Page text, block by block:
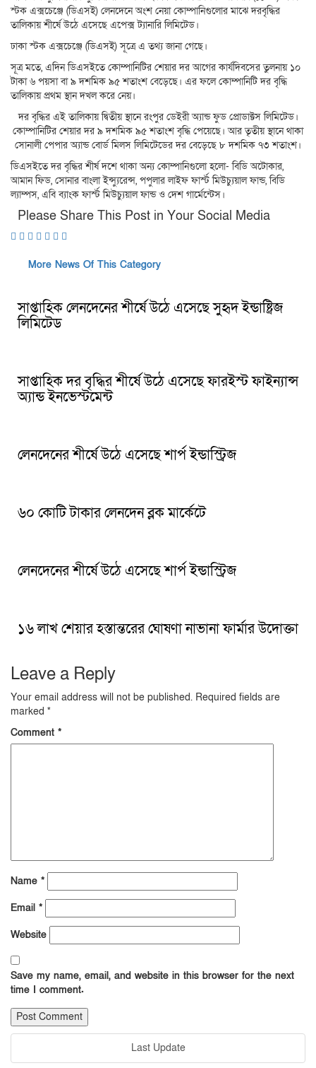
স্টক এক্সচেঞ্জে (ডিএসই) লেনদেনে অংশ নেয়া কোম্পানিগুলোর মাঝে দরবৃদ্ধির
তালিকায় শীর্ষে উঠে এসেছে এপেক্স ট্যানারি লিমিটেড।
ঢাকা স্টক এক্সচেঞ্জে (ডিএসই) সূত্রে এ তথ্য জানা গেছে।
সূত্র মতে, এদিন ডিএসইতে কোম্পানিটির শেয়ার দর আগের কার্যদিবসের তুলনায় ১০
টাকা ৬ পয়সা বা ৯ দশমিক ৯৫ শতাংশ বেড়েছে। এর ফলে কোম্পানিটি দর বৃদ্ধি
তালিকায় প্রথম স্থান দখল করে নেয়।
দর বৃদ্ধির এই তালিকায় দ্বিতীয় স্থানে রংপুর ডেইরী অ্যান্ড ফুড প্রোডাক্টস লিমিটেড।
কোম্পানিটির শেয়ার দর ৯ দশমিক ৯৫ শতাংশ বৃদ্ধি পেয়েছে। আর তৃতীয় স্থানে থাকা
সোনালী পেপার অ্যান্ড বোর্ড মিলস লিমিটেডের দর বেড়েছে ৮ দশমিক ৭৩ শতাংশ।
ডিএসইতে দর বৃদ্ধির শীর্ষ দশে থাকা অন্য কোম্পানিগুলো হলো- বিডি অটোকার,
আমান ফিড, সোনার বাংলা ইন্স্যুরেন্স, পপুলার লাইফ ফার্স্ট মিউচ্যুয়াল ফান্ড, বিডি
ল্যাম্পস, এবি ব্যাংক ফার্স্ট মিউচ্যুয়াল ফান্ড ও দেশ গার্মেন্টেস।
Please Share This Post in Your Social Media
More News Of This Category
সাপ্তাহিক লেনদেনের শীর্ষে উঠে এসেছে সুহৃদ ইন্ডাষ্ট্রিজ
লিমিটেড
সাপ্তাহিক দর বৃদ্ধির শীর্ষে উঠে এসেছে ফারইস্ট ফাইন্যান্স
অ্যান্ড ইনভেস্টমেন্ট
লেনদেনের শীর্ষে উঠে এসেছে শার্প ইন্ডাস্ট্রিজ
৬০ কোটি টাকার লেনদেন ব্লক মার্কেটে
লেনদেনের শীর্ষে উঠে এসেছে শার্প ইন্ডাস্ট্রিজ
১৬ লাখ শেয়ার হস্তান্তরের ঘোষণা নাভানা ফার্মার উদোক্তা
Leave a Reply
Your email address will not be published. Required fields are
marked *
Comment *
Name *
Email *
Website
Save my name, email, and website in this browser for the next
time I comment.
Last Update